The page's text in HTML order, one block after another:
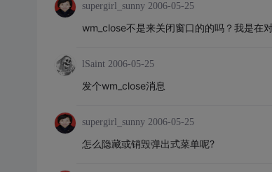
supergirl_sunny 2006-05-25
wm_close不是来关闭窗口的的吗？我是在
lSaint 2006-05-25
发个wm_close消息
supergirl_sunny 2006-05-25
怎么隐藏或销毁弹出式菜单呢?